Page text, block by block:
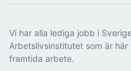
Vi har alla lediga jobb i
Arbetslivsinstitutet som är
framtida arbete.